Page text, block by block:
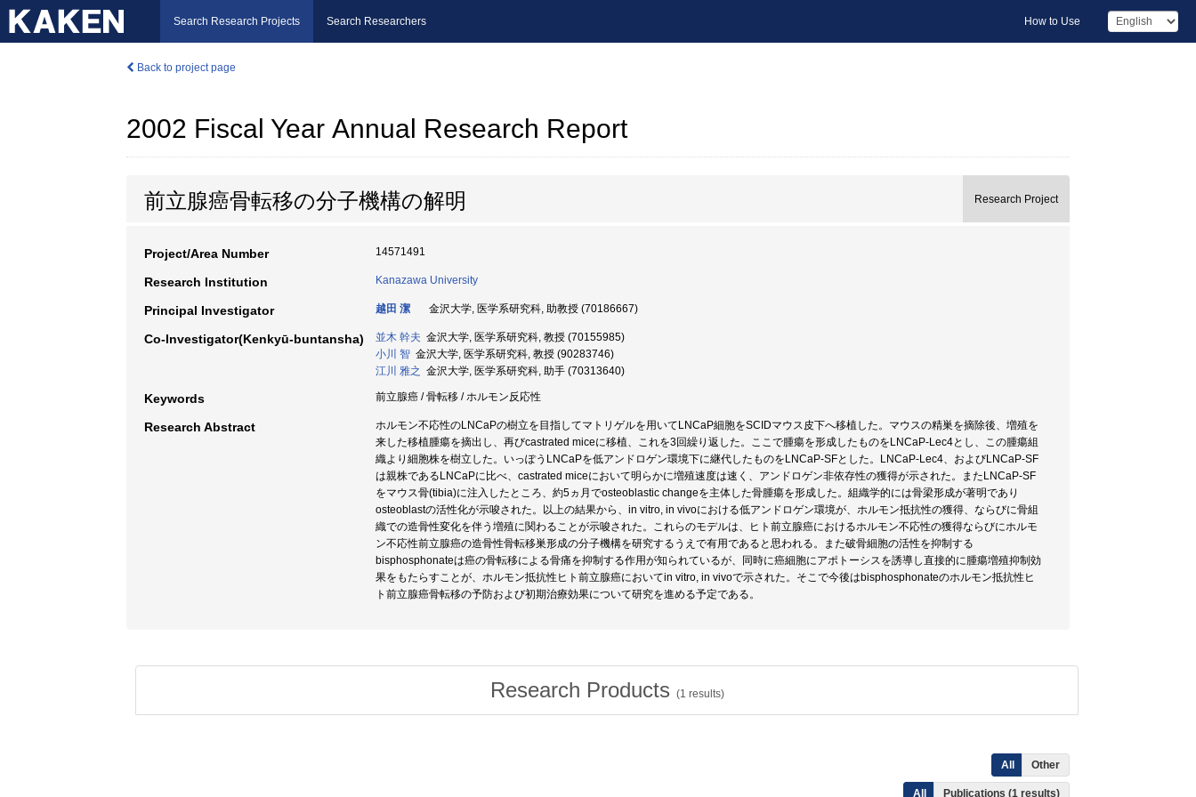
Search Research Projects Search Researchers How to Use
Back to project page
2002 Fiscal Year Annual Research Report
前立腺癌骨転移の分子機構の解明 Research Project
Project/Area Number 14571491
Research Institution Kanazawa University
Principal Investigator 越田 潔 金沢大学, 医学系研究科, 助教授 (70186667)
Co-Investigator(Kenkyū-buntansha) 並木 幹夫 金沢大学, 医学系研究科, 教授 (70155985)
小川 智 金沢大学, 医学系研究科, 教授 (90283746)
江川 雅之 金沢大学, 医学系研究科, 助手 (70313640)
Keywords 前立腺癌 / 骨転移 / ホルモン反応性
Research Abstract
ホルモン不応性のLNCaPの樹立を目指してマトリゲルを用いてLNCaP細胞をSCIDマウス皮下へ移植した。マウスの精巣を摘除後、増殖を
来した移植腫瘍を摘出し、再びcastrated miceに移植、これを3回繰り返した。ここで腫瘍を形成したものをLNCaP-Lec4とし、この腫瘍組
織より細胞株を樹立した。いっぽうLNCaPを低アンドロゲン環境下に継代したものをLNCaP-SFとした。LNCaP-Lec4、およびLNCaP-SF
は親株であるLNCaPに比べ、castrated miceにおいて明らかに増殖速度は速く、アンドロゲン非依存性の獲得が示された。またLNCaP-SF
をマウス骨(tibia)に注入したところ、約5ヵ月でosteoblastic changeを主体した骨腫瘍を形成した。組織学的には骨梁形成が著明であり
osteoblastの活性化が示唆された。以上の結果から、in vitro, in vivoにおける低アンドロゲン環境が、ホルモン抵抗性の獲得、ならびに骨組
織での造骨性変化を伴う増殖に関わることが示唆された。これらのモデルは、ヒト前立腺癌におけるホルモン不応性の獲得ならびにホルモ
ン不応性前立腺癌の造骨性骨転移巣形成の分子機構を研究するうえで有用であると思われる。また破骨細胞の活性を抑制する
bisphosphonateは癌の骨転移による骨痛を抑制する作用が知られているが、同時に癌細胞にアポトーシスを誘導し直接的に腫瘍増殖抑制効
果をもたらすことが、ホルモン抵抗性ヒト前立腺癌においてin vitro, in vivoで示された。そこで今後はbisphosphonateのホルモン抵抗性ヒ
ト前立腺癌骨転移の予防および初期治療効果について研究を進める予定である。
Research Products (1 results)
All Other
All Publications (1 results)